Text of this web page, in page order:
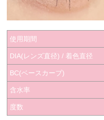
使用期間
DIA(レンズ直径) / 着色直径
BC(ベースカーブ)
含水率
度数